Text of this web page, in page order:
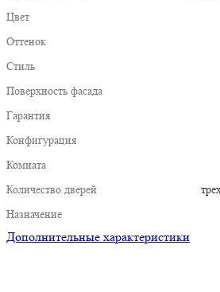
Цвет
Оттенок
Стиль
Поверхность фасада
Гарантия
Конфигурация
Комната
Количество дверей
Назначение
Дополнительные характеристики